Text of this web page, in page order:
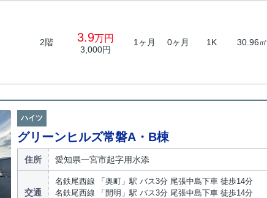
2階 3.9万円
3,000円
1ヶ月 0ヶ月 1K 30.96㎡
ハイツ
グリーンヒルズ常磐A・B棟
住所 愛知県一宮市起字用水添
交通
名鉄尾西線 「奥町」駅 バス3分 尾張中島下車 徒歩14分
名鉄尾西線 「開明」駅 バス3分 尾張中島下車 徒歩14分